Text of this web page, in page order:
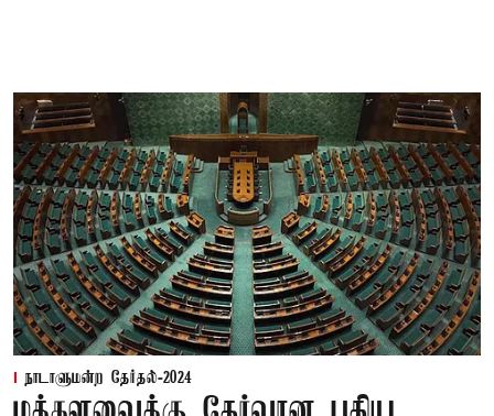
நாடாளுமன்ற தேர்தல்-2024